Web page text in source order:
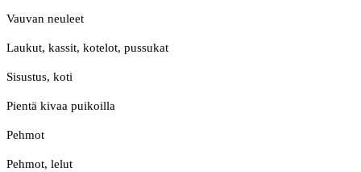
Vauvan neuleet
Laukut, kassit, kotelot, pussukat
Sisustus, koti
Pientä kivaa puikoilla
Pehmot
Pehmot, lelut